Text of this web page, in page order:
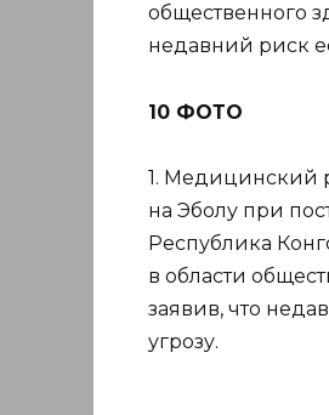
общественного
недавний риск
10 ФОТО
1. Медицинский
на Эболу при
Республика
в области
заявив, что
угрозу.